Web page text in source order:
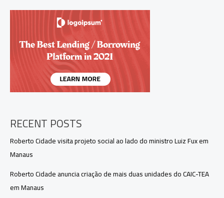
peça-
capacitação
RECENT POSTS
Roberto Cidade visita projeto social ao lado do ministro Luiz Fux em
Manaus
Roberto Cidade anuncia criação de mais duas unidades do CAIC-TEA
em Manaus